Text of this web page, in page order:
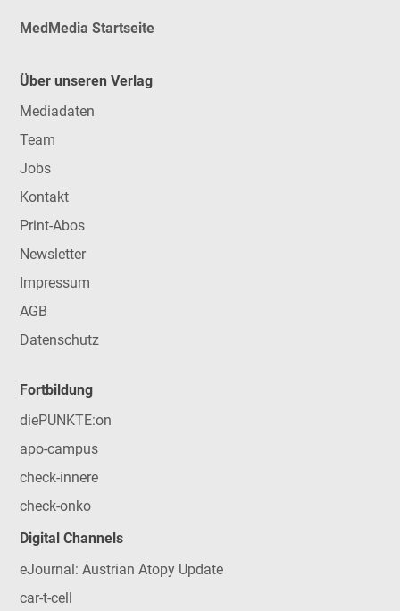
MedMedia Startseite
Über unseren Verlag
Mediadaten
Team
Jobs
Kontakt
Print-Abos
Newsletter
Impressum
AGB
Datenschutz
Fortbildung
diePUNKTE:on
apo-campus
check-innere
check-onko
Digital Channels
eJournal: Austrian Atopy Update
car-t-cell